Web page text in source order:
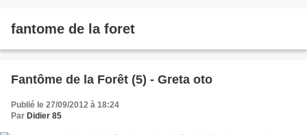
fantome de la foret
Fantôme de la Forêt (5) - Greta oto
Publié le 27/09/2012 à 18:24
Par Didier 85